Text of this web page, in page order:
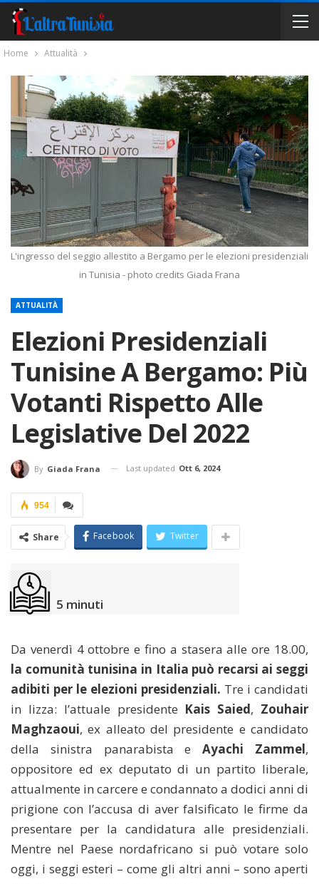
Home Attualità
L'ingresso del seggio allestito a Bergamo per le elezioni presidenziali
in Tunisia - photo credits Giada Frana
ATTUALITÀ
Elezioni Presidenziali
Tunisine A Bergamo: Più
Votanti Rispetto Alle
Legislative Del 2022
By Giada Frana Last updated Ott 6, 2024
954
Share Facebook Twitter
5 minuti
Da venerdì 4 ottobre e fino a stasera alle ore 18.00,
la comunità tunisina in Italia può recarsi ai seggi
adibiti per le elezioni presidenziali. Tre i candidati
in lizza: l’attuale presidente Kais Saied, Zouhair
Maghzaoui, ex alleato del presidente e candidato
della sinistra panarabista eAyachi Zammel,
oppositore ed ex deputato di un partito liberale,
attualmente in carcere e condannato a dodici anni di
prigione con l’accusa di aver falsificato le firme da
presentare per la candidatura alle presidenziali.
Mentre nel Paese nordafricano si può votare solo
oggi, i seggi esteri – come gli altri anni – sono aperti